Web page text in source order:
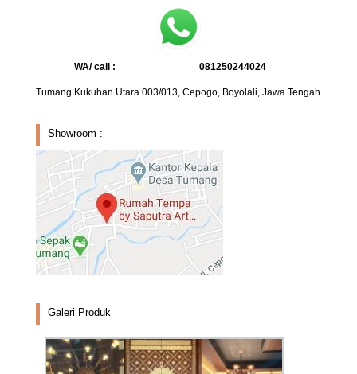
WA/ call : 081250244024
Tumang Kukuhan Utara 003/013, Cepogo, Boyolali, Jawa Tengah
Showroom :
Galeri Produk